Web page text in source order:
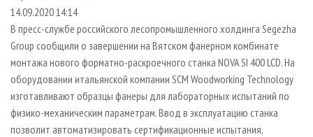
СУШКА ДРЕВЕСИНЫ
ПРОИЗВОДСТВО ДРЕВЕСНЫХ ПЛИТ
ДЕРЕВЯННОЕ ДОМОСТРОЕНИЕ
ПРОИЗВОДСТВО МЕБЕЛИ
БИОЭНЕРГЕТИКА
ЦБП
ПЕРСОНЫ
МОБИЛЬНЫЕ ВЫСТАВКИ
ОФИЦИАЛЬНЫЕ ДЕЛЕГАЦИИ
ПРИОРИТЕТНЫЕ ИНВЕСТПРОЕКТЫ
RUSSIAN FORESTRY REVIEW
ГАЗЕТА ЛЕСПРОМФОРУМ
КОНТАКТЫ
РЕКЛАМА
РЕКЛАМА НА САЙТЕ
14.09.2020 14:14
В пресс-службе российского лесопромышленного холдинга Segezha
Group сообщили о завершении на Вятском фанерном комбинате
монтажа нового форматно-раскроечного станка NOVA SI 400 LCD. На
оборудовании итальянской компании SCM Woodworking Technology
изготавливают образцы фанеры для лабораторных испытаний по
физико-механическим параметрам. Ввод в эксплуатацию станка
позволит автоматизировать сертификационные испытания,